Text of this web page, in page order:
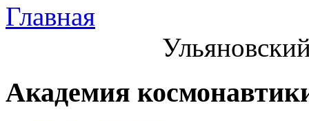
Главная
Академия